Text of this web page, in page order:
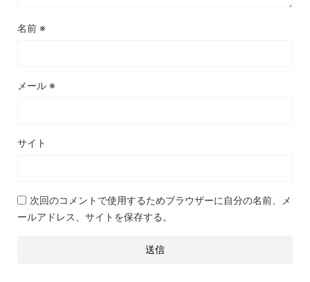
名前 ※
メール ※
サイト
次回のコメントで使用するためブラウザーに自分の名前、メ
ールアドレス、サイトを保存する。